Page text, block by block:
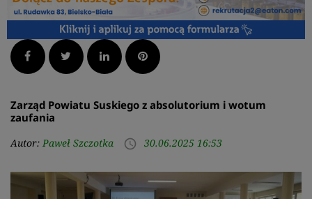
Facebook Twitter LinkedInPinterest
Zarząd Powiatu Suskiego z absolutorium i wotum
zaufania
Autor: Paweł Szczotka access_time 30.06.2025 16:53